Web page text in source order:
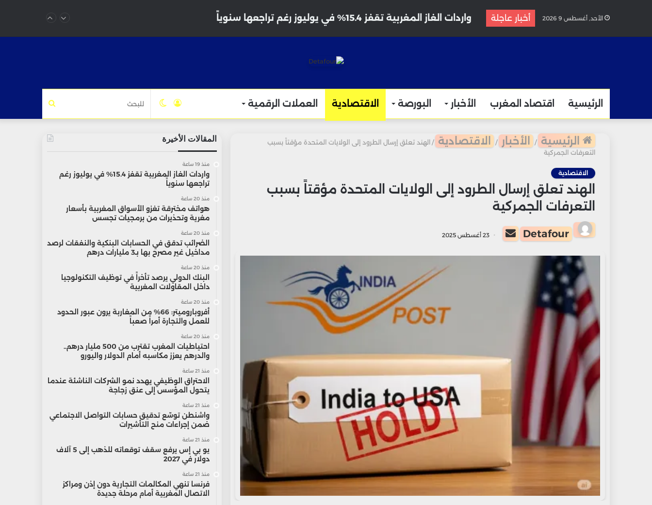
الأحد, أغسطس 9 2026 أخبار عاجلة
واردات الغاز المغربية تقفز 15.4% في يوليوز رغم تراجعها سنوياً
الرئيسية اقتصاد المغرب الأخبار البورصة الاقتصادية العملات الرقمية للبحث الوضعتسجيل
الرئيسية / الأخبار / الاقتصادية / الهند تعلق إرسال الطرود إلى الولايات المتحدة مؤقتاً بسبب
التعرفات الجمركية
الاقتصادية
الهند تعلق إرسال الطرود إلى الولايات المتحدة مؤقتاً بسبب
التعرفات الجمركية
Detafour
أرسل
بريدا
إلكترونيا
23 أغسطس 2025
المقالات الأخيرة
منذ 19 ساعة
واردات الغاز المغربية تقفز 15.4% في يوليوز رغم
تراجعها سنوياً
منذ 20 ساعة
هواتف مخترقة تغزو الأسواق المغربية بأسعار
مغرية وتحذيرات من برمجيات تجسس
منذ 20 ساعة
الضرائب تدقق في الحسابات البنكية والنفقات لرصد
مداخيل غير مصرح بها بـ3 مليارات درهم
منذ 20 ساعة
البنك الدولي يرصد تأخراً في توظيف التكنولوجيا
داخل المقاولات المغربية
منذ 20 ساعة
أفروباروميتر: 66% من المغاربة يرون عبور الحدود
للعمل والتجارة أمراً صعباً
منذ 20 ساعة
احتياطيات المغرب تقترب من 500 مليار درهم..
والدرهم يعزز مكاسبه أمام الدولار واليورو
منذ 21 ساعة
الاحتراق الوظيفي يهدد نمو الشركات الناشئة عندما
يتحول المؤسس إلى عنق زجاجة
منذ 21 ساعة
واشنطن توسّع تدقيق حسابات التواصل الاجتماعي
ضمن إجراءات منح التأشيرات
منذ 21 ساعة
يو بي إس يرفع سقف توقعاته للذهب إلى 5 آلاف
دولار في 2027
منذ 21 ساعة
فرنسا تنهي المكالمات التجارية دون إذن ومراكز
الاتصال المغربية أمام مرحلة جديدة